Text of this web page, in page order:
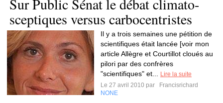
Sur Public Sénat le débat climato-
sceptiques versus carbocentristes
Il y a trois semaines une pétition de
scientifiques était lancée [voir mon
article Allègre et Courtillot cloués au
pilori par des confrères
"scientifiques" et...
Lire la suite
Le 27 avril 2010 par
Francisrichard
NONE